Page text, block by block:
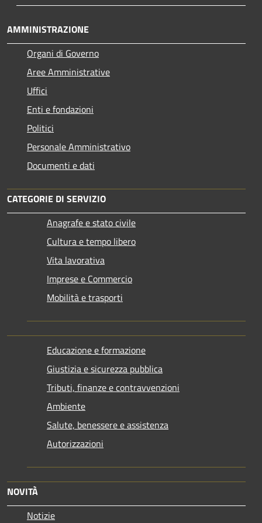
AMMINISTRAZIONE
Organi di Governo
Aree Amministrative
Uffici
Enti e fondazioni
Politici
Personale Amministrativo
Documenti e dati
CATEGORIE DI SERVIZIO
Anagrafe e stato civile
Cultura e tempo libero
Vita lavorativa
Imprese e Commercio
Mobilità e trasporti
Educazione e formazione
Giustizia e sicurezza pubblica
Tributi, finanze e contravvenzioni
Ambiente
Salute, benessere e assistenza
Autorizzazioni
NOVITÀ
Notizie